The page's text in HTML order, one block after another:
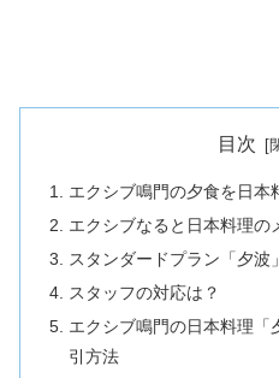
目次
エクシブ鳴門の夕食を日本
エクシブなると日本料理の
スタンダードプラン「夕波
スタッフの対応は？
エクシブ鳴門の日本料理「
引方法